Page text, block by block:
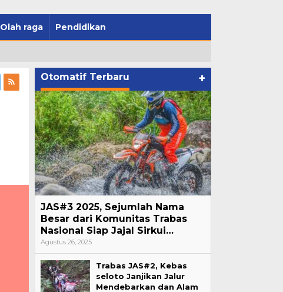
Olah raga Pendidikan
Otomatif Terbaru +
JAS#3 2025, Sejumlah Nama
Besar dari Komunitas Trabas
Nasional Siap Jajal Sirkui…
Agustus 26, 2025
Trabas JAS#2, Kebas
seloto Janjikan Jalur
Mendebarkan dan Alam